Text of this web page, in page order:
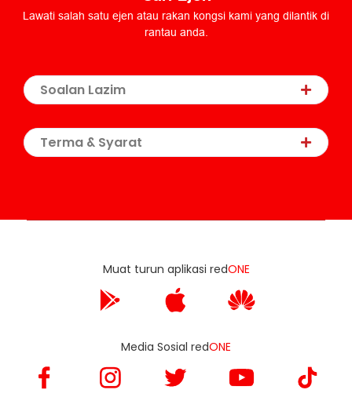
Lawati salah satu ejen atau rakan kongsi kami yang dilantik di
rantau anda.
Soalan Lazim
Terma & Syarat
Muat turun aplikasi redONE
Media Sosial redONE